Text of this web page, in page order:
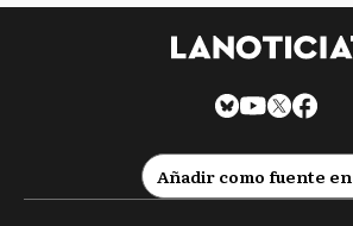
Añadir como fuente en